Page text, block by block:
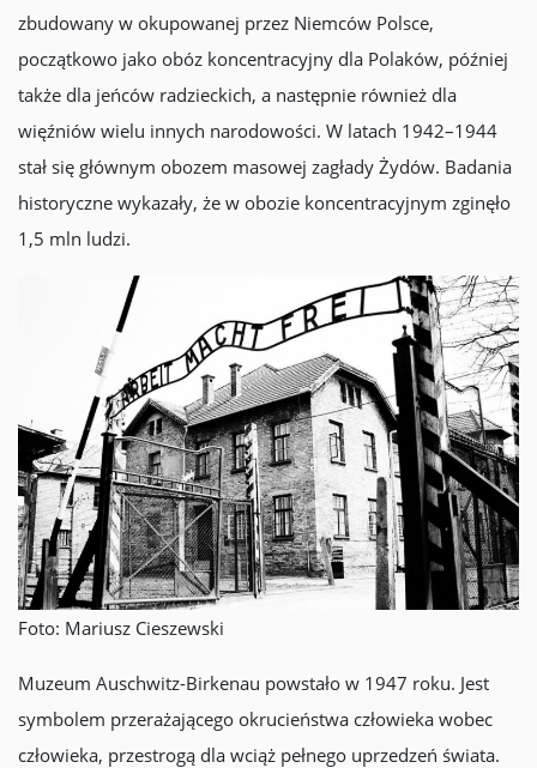
zbudowany w okupowanej przez Niemców Polsce,
początkowo jako obóz koncentracyjny dla Polaków, później
także dla jeńców radzieckich, a następnie również dla
więźniów wielu innych narodowości. W latach 1942–1944
stał się głównym obozem masowej zagłady Żydów. Badania
historyczne wykazały, że w obozie koncentracyjnym zginęło
1,5 mln ludzi.
Foto: Mariusz Cieszewski
Muzeum Auschwitz-Birkenau powstało w 1947 roku. Jest
symbolem przerażającego okrucieństwa człowieka wobec
człowieka, przestrogą dla wciąż pełnego uprzedzeń świata.